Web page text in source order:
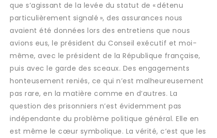
que s’agissant de la levée du statut de « détenu
particulièrement signalé », des assurances nous
avaient été données lors des entretiens que nous
avions eus, le président du Conseil exécutif et moi-
même, avec le président de la République française,
puis avec le garde des sceaux. Des engagements
honteusement reniés, ce qui n’est malheureusement
pas rare, en la matière comme en d’autres. La
question des prisonniers n’est évidemment pas
indépendante du problème politique général. Elle en
est même le cœur symbolique. La vérité, c’est que les